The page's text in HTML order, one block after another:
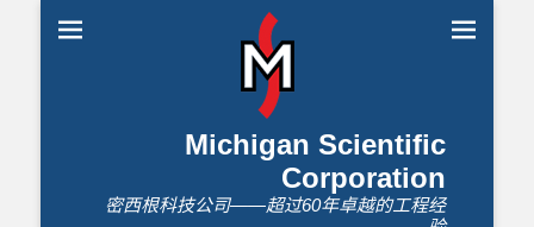
Michigan Scientific
Corporation
密西根科技公司——超过60年卓越的工程经